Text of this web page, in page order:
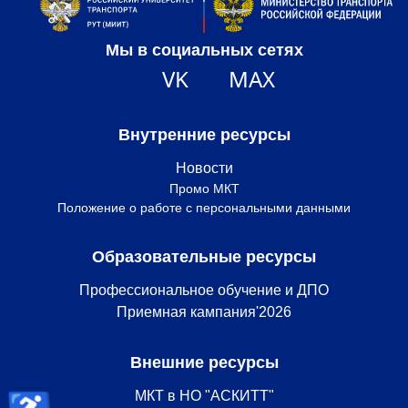
Мы в социальных сетях
VK MAX
Внутренние ресурсы
Новости
Промо МКТ
Положение о работе с персональными данными
Образовательные ресурсы
Профессиональное обучение и ДПО
Приемная кампания'2026
Внешние ресурсы
МКТ в НО "АСКИТТ"